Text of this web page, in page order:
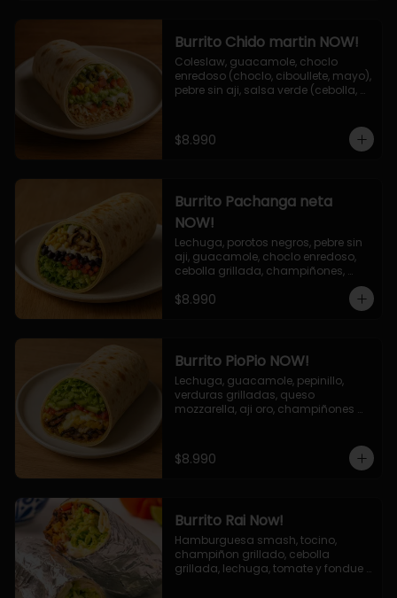
Burrito Chido martin NOW!
Coleslaw, guacamole, choclo
enredoso (choclo, ciboullete, mayo),
pebre sin aji, salsa verde (cebolla,
$8.990
Burrito Pachanga neta
NOW!
Lechuga, porotos negros, pebre sin
aji, guacamole, choclo enredoso,
cebolla grillada, champiñones,
$8.990
Burrito PioPio NOW!
Lechuga, guacamole, pepinillo,
verduras grilladas, queso
mozzarella, aji oro, champiñones
$8.990
Burrito Rai Now!
Hamburguesa smash, tocino,
champiñon grillado, cebolla
grillada, lechuga, tomate y fondue